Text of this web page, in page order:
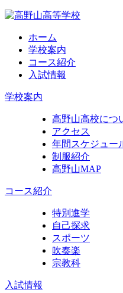
ホーム
学校案内
コース紹介
入試情報
学校案内
高野山高校につ
アクセス
年間スケジュー
制服紹介
高野山MAP
コース紹介
特別進学
自己探求
スポーツ
吹奏楽
宗教科
入試情報